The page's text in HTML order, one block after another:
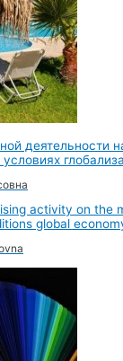
деятельности
activity on the
global